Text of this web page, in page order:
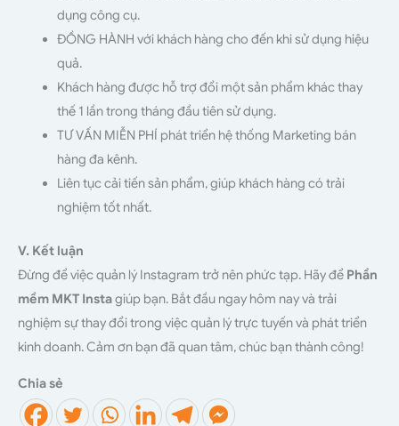
dụng công cụ.
ĐỒNG HÀNH với khách hàng cho đến khi sử dụng hiệu
quả.
Khách hàng được hỗ trợ đổi một sản phẩm khác thay
thế 1 lần trong tháng đầu tiên sử dụng.
TƯ VẤN MIỄN PHÍ phát triển hệ thống Marketing bán
hàng đa kênh.
Liên tục cải tiến sản phẩm, giúp khách hàng có trải
nghiệm tốt nhất.
V. Kết luận
Đừng để việc quản lý Instagram trở nên phức tạp. Hãy để Phần
mềm MKT Instagiúp bạn. Bắt đầu ngay hôm nay và trải
nghiệm sự thay đổi trong việc quản lý trực tuyến và phát triển
kinh doanh. Cảm ơn bạn đã quan tâm, chúc bạn thành công!
Chia sẻ